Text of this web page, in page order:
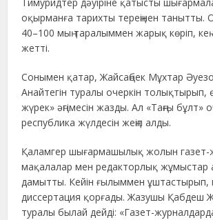
Тимуридтер дәуіріне қатысты
оқырманға тарихты тереңінен танытты.
40–100 мың таралыммен жарық көріп, кең
жетті.
Сонымен қатар, Жайсаңбек Мұхтар
Анайтегін туралы очеркін толықтырып,
жүрек» әңгімесін жазды. Ал «Таңғы бұлт»
республика жүлдесін жеңіп алды.
Қаламгер шығармашылық жолын газет-
мақалалар мен редакторлық жұмыстар
дамытты. Кейін ғылыммен ұштастырып,
диссертация қорғады. Жазушы Қабдеш
туралы былай дейді: «Газет-